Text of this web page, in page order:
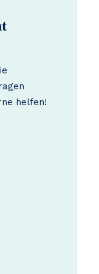
helfen!